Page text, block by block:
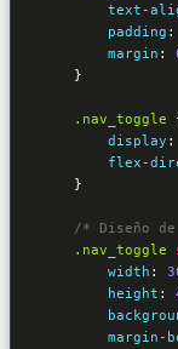
text-
padding :
margin :
}
.nav_toggle
display :
flex-
}
/* Diseño
.nav_toggle
width :
height :
margin-